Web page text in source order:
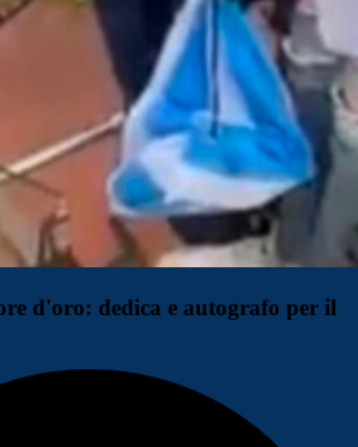
d'oro: dedica e autografo per il